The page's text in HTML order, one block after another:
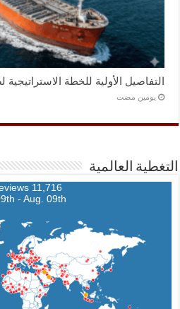
التفاصيل الأولية للخطة
‏يومين مضت
التغطية العالمية
11,716 Pageviews
- Aug. 09th